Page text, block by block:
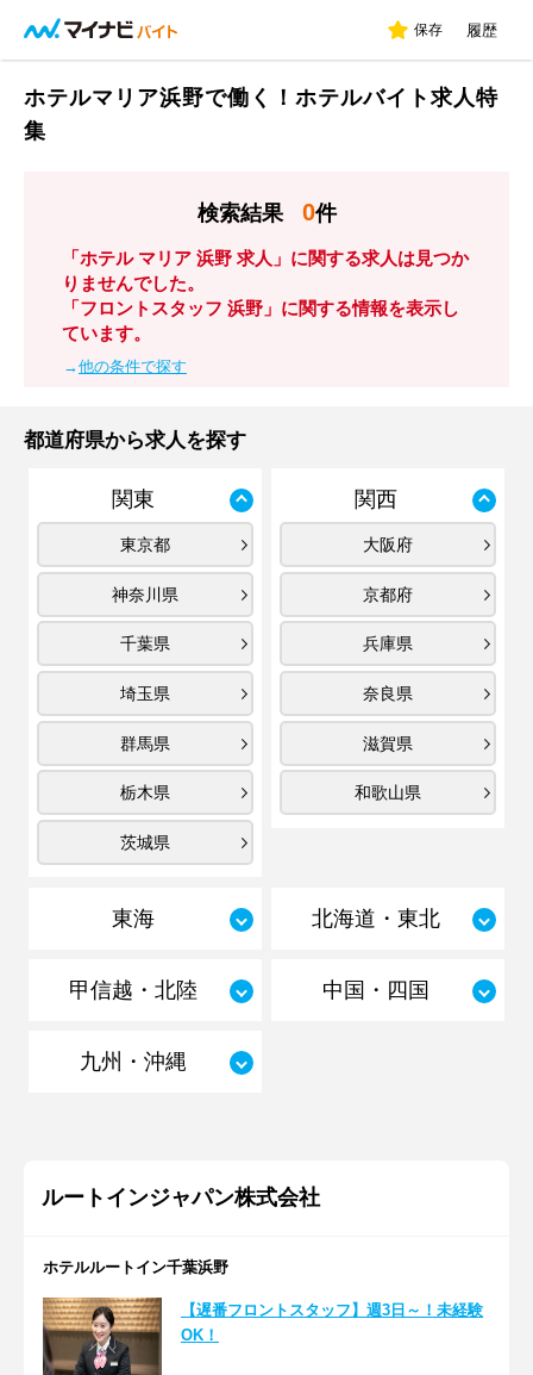
保存 履歴
ホテルマリア浜野で働く！ホテルバイト求人特
集
検索結果 0件
「ホテル マリア 浜野 求人」に関する求人は見つか
りませんでした。
「フロントスタッフ 浜野」に関する情報を表示し
ています。
→他の条件で探す
都道府県から求人を探す
関東
東京都
神奈川県
千葉県
埼玉県
群馬県
栃木県
茨城県
関西
大阪府
京都府
兵庫県
奈良県
滋賀県
和歌山県
東海 北海道・東北
甲信越・北陸 中国・四国
九州・沖縄
ルートインジャパン株式会社
ホテルルートイン千葉浜野
【遅番フロントスタッフ】週3日～！未経験
OK！